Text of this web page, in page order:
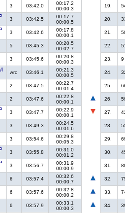
3 03:42.0
00:17.2
00:00.3
3 03:42.5
00:17.7
00:00.5
3 03:42.6
00:17.8
00:00.1
5 03:45.3
00:20.5
00:02.7
3 03:45.6
00:20.8
00:00.3
wrc 03:46.1
00:21.3
00:00.5
2 03:47.5
00:22.7
00:01.4
2 03:47.6
00:22.8
00:00.1
3 03:47.7
00:22.9
00:00.1
3 03:49.3
00:24.5
00:01.6
3 03:54.6
00:29.8
00:05.3
3 03:55.8
00:31.0
00:01.2
3 03:56.7
00:31.9
00:00.9
6 03:57.4
00:32.6
00:00.7
6 03:57.6
00:32.8
00:00.2
6 03:57.9
00:33.1
00:00.3
19.
20.
21.
22.
23.
9
24.
25.
26.
27.
28.
29.
30.
31.
32.
33.
34.